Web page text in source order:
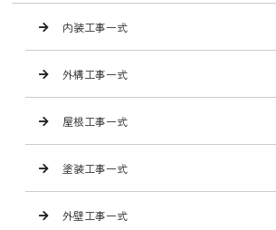
内装工事一式
外構工事一式
屋根工事一式
塗装工事一式
外壁工事一式